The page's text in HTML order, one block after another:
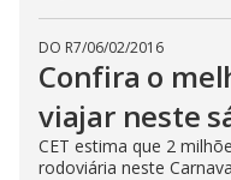
DO R7/06/02/2016
Confira o
viajar neste
CET estima que 2
rodoviária neste